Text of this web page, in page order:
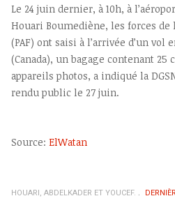
Le 24 juin dernier, à 10h, à
Houari Boumediène, les forces
(PAF) ont saisi à l’arrivée d’un vol
(Canada), un bagage contenant
appareils photos, a indiqué la
rendu public le 27 juin.
Source: ElWatan
HOUARI, ABDELKADER ET YOUCEF.